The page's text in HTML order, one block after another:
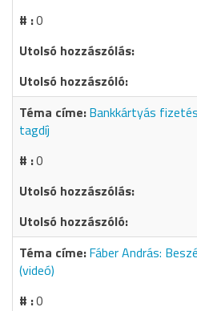
0
Bankkártyás
tagdíj
0
Fáber András:
(videó)
0